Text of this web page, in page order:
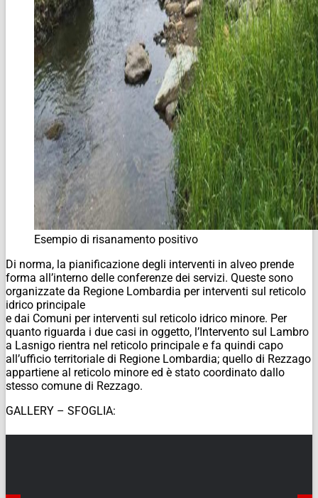
Esempio di risanamento positivo
Di norma, la pianificazione degli interventi in alveo prende
forma all’interno delle conferenze dei servizi. Queste sono
organizzate da Regione Lombardia per interventi sul reticolo
idrico principale
e dai Comuni per interventi sul reticolo idrico minore. Per
quanto riguarda i due casi in oggetto, l’Intervento sul Lambro
a Lasnigo rientra nel reticolo principale e fa quindi capo
all’ufficio territoriale di Regione Lombardia; quello di Rezzago
appartiene al reticolo minore ed è stato coordinato dallo
stesso comune di Rezzago.
GALLERY – SFOGLIA: